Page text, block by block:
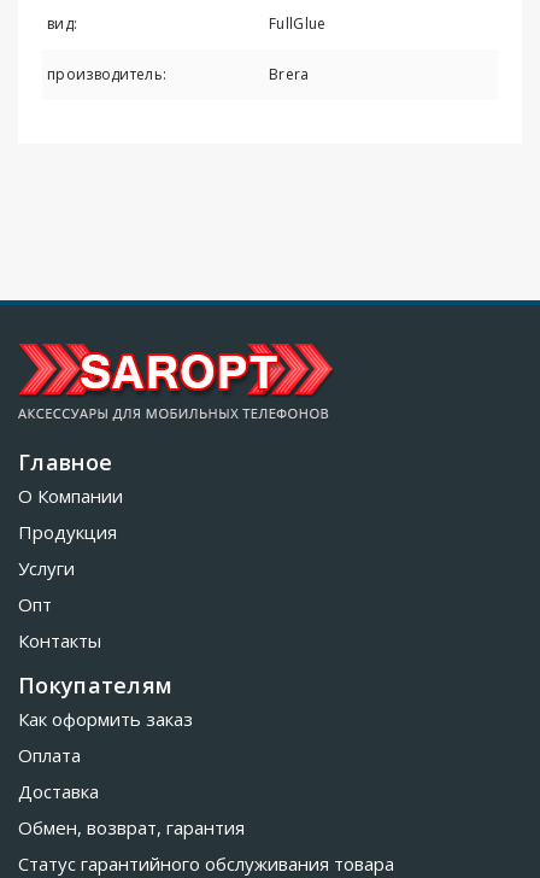
вид: FullGlue
производитель: Brera
Главное
О Компании
Продукция
Услуги
Опт
Контакты
Покупателям
Как оформить заказ
Оплата
Доставка
Обмен, возврат, гарантия
Статус гарантийного обслуживания товара